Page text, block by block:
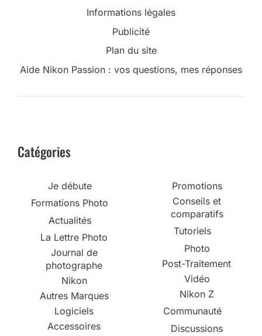
Informations légales
Publicité
Plan du site
Aide Nikon Passion : vos questions, mes réponses
Catégories
Je débute
Formations Photo
Actualités
La Lettre Photo
Journal de
photographe
Nikon
Autres Marques
Logiciels
Accessoires
Promotions
Conseils et
comparatifs
Tutoriels
Photo
Post-Traitement
Vidéo
Nikon Z
Communauté
Discussions